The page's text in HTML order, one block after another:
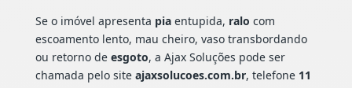
Se o imóvel apresenta piaentupida, ralo com
escoamento lento, mau cheiro, vaso transbordando
ou retorno de esgoto, a Ajax Soluções pode ser
chamada pelo site ajaxsolucoes.com.br, telefone 11